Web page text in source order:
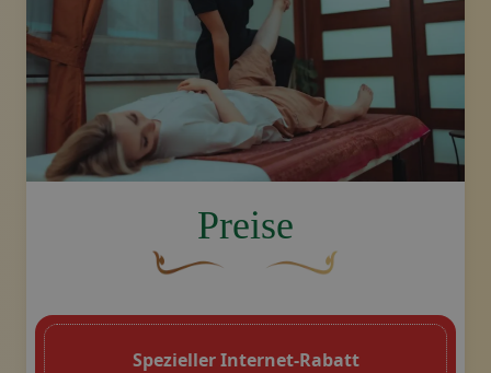
Preise
Spezieller Internet-Rabatt